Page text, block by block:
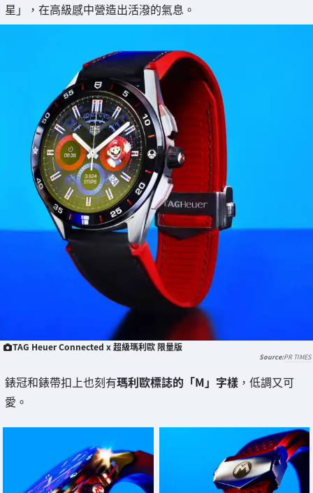
星」，在高級感中營造出活潑的氣息。
TAG Heuer Connected x 超級瑪利歐 限量版
PR TIMES
錶冠和錶帶扣上也刻有瑪利歐標誌的「M」字樣 ，低調又可
愛。